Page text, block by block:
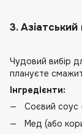
3.
Чудовий вибір
плануєте
Інгредієнти:
Соєвий соус
Мед (або